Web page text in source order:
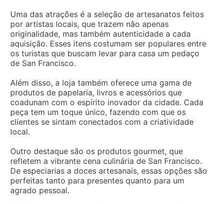
Uma das atrações é a seleção de artesanatos feitos
por artistas locais, que trazem não apenas
originalidade, mas também autenticidade a cada
aquisição. Esses itens costumam ser populares entre
os turistas que buscam levar para casa um pedaço
de San Francisco.
Além disso, a loja também oferece uma gama de
produtos de papelaria, livros e acessórios que
coadunam com o espírito inovador da cidade. Cada
peça tem um toque único, fazendo com que os
clientes se sintam conectados com a criatividade
local.
Outro destaque são os produtos gourmet, que
refletem a vibrante cena culinária de San Francisco.
De especiarias a doces artesanais, essas opções são
perfeitas tanto para presentes quanto para um
agrado pessoal.